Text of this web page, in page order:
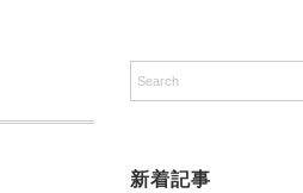
新着記事